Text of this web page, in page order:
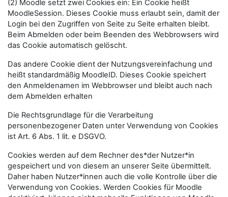
(2) Moodle setzt zwei Cookies ein: Ein Cookie heißt
MoodleSession. Dieses Cookie muss erlaubt sein, damit der
Login bei den Zugriffen von Seite zu Seite erhalten bleibt.
Beim Abmelden oder beim Beenden des Webbrowsers wird
das Cookie automatisch gelöscht.
Das andere Cookie dient der Nutzungsvereinfachung und
heißt standardmäßig MoodleID. Dieses Cookie speichert
den Anmeldenamen im Webbrowser und bleibt auch nach
dem Abmelden erhalten
Die Rechtsgrundlage für die Verarbeitung
personenbezogener Daten unter Verwendung von Cookies
ist Art. 6 Abs. 1 lit. e DSGVO.
Cookies werden auf dem Rechner des*der Nutzer*in
gespeichert und von diesem an unserer Seite übermittelt.
Daher haben Nutzer*innen auch die volle Kontrolle über die
Verwendung von Cookies. Werden Cookies für Moodle